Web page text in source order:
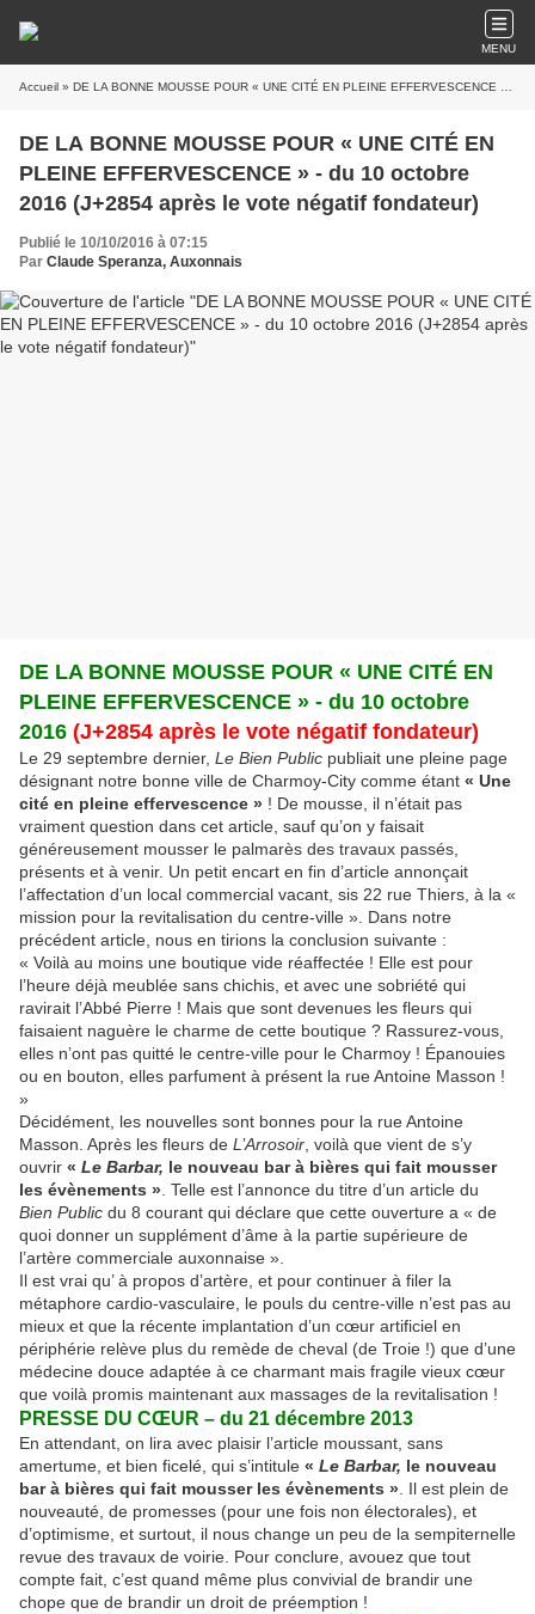
MENU
Accueil » DE LA BONNE MOUSSE POUR « UNE CITÉ EN PLEINE EFFERVESCENCE » - du 10 octobre 2016 (J+2854 après le vote négatif fondateur)
DE LA BONNE MOUSSE POUR « UNE CITÉ EN
PLEINE EFFERVESCENCE » - du 10 octobre
2016 (J+2854 après le vote négatif fondateur)
Publié le 10/10/2016 à 07:15
Par Claude Speranza, Auxonnais
DE LA BONNE MOUSSE POUR « UNE CITÉ EN
PLEINE EFFERVESCENCE » - du 10 octobre
2016 (J+2854 après le vote négatif fondateur)
Le 29 septembre dernier, Le Bien Public publiait une pleine page
désignant notre bonne ville de Charmoy-City comme étant « Une
cité en pleine effervescence » ! De mousse, il n’était pas
vraiment question dans cet article, sauf qu’on y faisait
généreusement mousser le palmarès des travaux passés,
présents et à venir. Un petit encart en fin d’article annonçait
l’affectation d’un local commercial vacant, sis 22 rue Thiers, à la «
mission pour la revitalisation du centre-ville ». Dans notre
précédent article, nous en tirions la conclusion suivante :
« Voilà au moins une boutique vide réaffectée ! Elle est pour
l’heure déjà meublée sans chichis, et avec une sobriété qui
ravirait l’Abbé Pierre ! Mais que sont devenues les fleurs qui
faisaient naguère le charme de cette boutique ? Rassurez-vous,
elles n’ont pas quitté le centre-ville pour le Charmoy ! Épanouies
ou en bouton, elles parfument à présent la rue Antoine Masson !
»
Décidément, les nouvelles sont bonnes pour la rue Antoine
Masson. Après les fleurs de L’Arrosoir , voilà que vient de s’y
ouvrir « Le Barbar, le nouveau bar à bières qui fait mousser
les évènements » . Telle est l’annonce du titre d’un article du
Bien Public du 8 courant qui déclare que cette ouverture a « de
quoi donner un supplément d’âme à la partie supérieure de
l’artère commerciale auxonnaise ».
Il est vrai qu’ à propos d’artère, et pour continuer à filer la
métaphore cardio-vasculaire, le pouls du centre-ville n’est pas au
mieux et que la récente implantation d’un cœur artificiel en
périphérie relève plus du remède de cheval (de Troie !) que d’une
médecine douce adaptée à ce charmant mais fragile vieux cœur
que voilà promis maintenant aux massages de la revitalisation !
PRESSE DU CŒUR – du 21 décembre 2013
En attendant, on lira avec plaisir l’article moussant, sans
amertume, et bien ficelé, qui s’intitule « Le Barbar, le nouveau
bar à bières qui fait mousser les évènements » . Il est plein de
nouveauté, de promesses (pour une fois non électorales), et
d’optimisme, et surtout, il nous change un peu de la sempiternelle
revue des travaux de voirie. Pour conclure, avouez que tout
compte fait, c’est quand même plus convivial de brandir une
chope que de brandir un droit de préemption !